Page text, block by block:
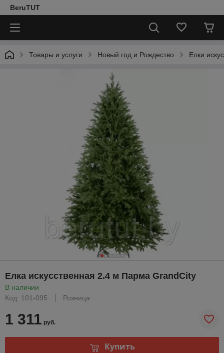
BeruTUT
Товары и услуги Новый год и Рождество Елки
Елка искусственная 2.4 м Парма GrandCity
В наличии
Код: 101-095
Розница
1 311 руб.
Купить